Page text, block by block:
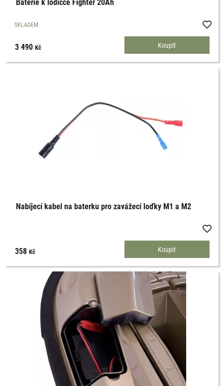
SKLADEM
3 490Kč
Nabíjecí kabel na baterku pro zavážecí loďky M1 a M2
358Kč